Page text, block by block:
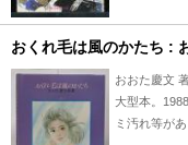
おくれ毛は風のかたち :
おおた慶文
大型本。
ミ汚れ等があ